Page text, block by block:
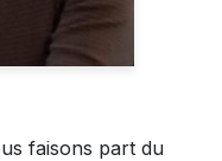
faisons part du